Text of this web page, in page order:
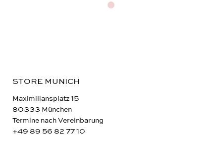
STORE MUNICH
Maximiliansplatz 15
80333 München
Termine nach Vereinbarung
+49 89 56 82 77 10